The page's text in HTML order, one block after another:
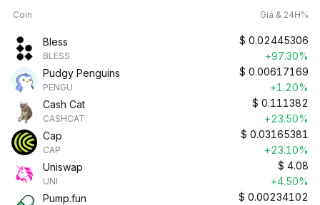
Coin Giá & 24H%
Bless
BLESS
$ 0.02445306
+97.30%
Pudgy Penguins
PENGU
$ 0.00617169
+1.20%
Cash Cat
CASHCAT
$ 0.111382
+23.50%
Cap
CAP
$ 0.03165381
+23.10%
Uniswap
UNI
$ 4.08
+4.50%
Pump.fun
$ 0.00234102